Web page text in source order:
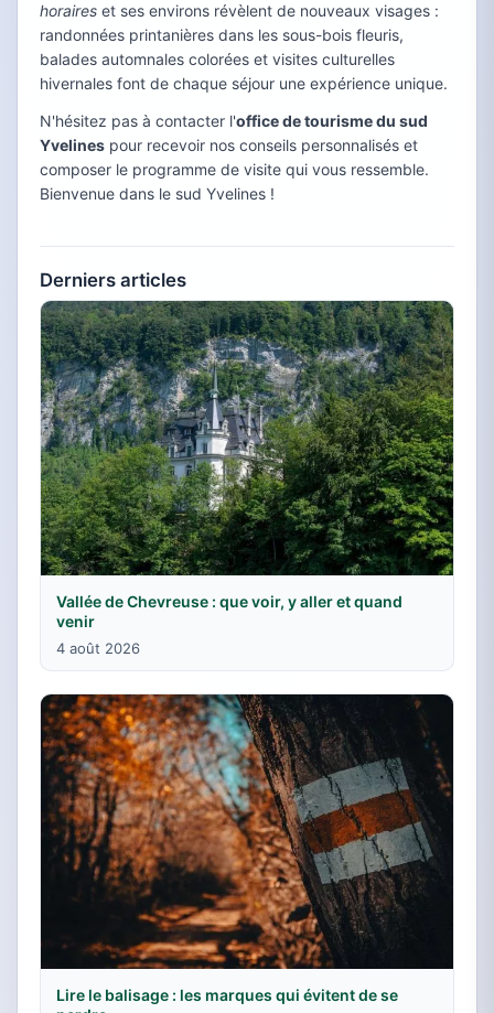
horaires et ses environs révèlent de nouveaux visages :
randonnées printanières dans les sous-bois fleuris,
balades automnales colorées et visites culturelles
hivernales font de chaque séjour une expérience unique.
N'hésitez pas à contacter l'office de tourisme du sud
Yvelines pour recevoir nos conseils personnalisés et
composer le programme de visite qui vous ressemble.
Bienvenue dans le sud Yvelines !
Derniers articles
Vallée de Chevreuse : que voir, y aller et quand
venir
4 août 2026
Lire le balisage : les marques qui évitent de se